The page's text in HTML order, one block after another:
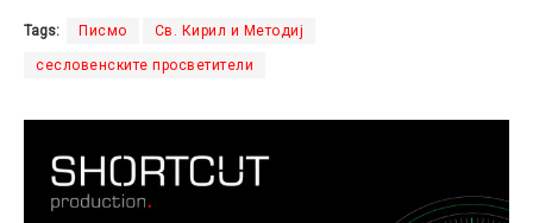
Tags: Писмо Св. Кирил и Методиј
сесловенските просветители